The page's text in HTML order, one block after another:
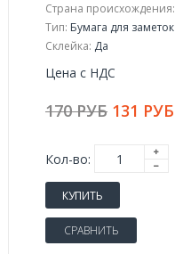
Страна происхождения:
Тип: Бумага для заметок
Склейка: Да
Цена с НДС
170 РУБ 131 РУБ
Кол-во:
КУПИТЬ
СРАВНИТЬ